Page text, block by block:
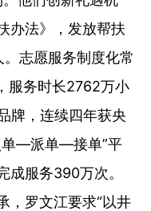
办法》，发放帮扶
志愿服务制度化常
服务时长2762万小
牌，连续四年获央
单—派单—接单”平
成服务390万次。
，罗文江要求“以井